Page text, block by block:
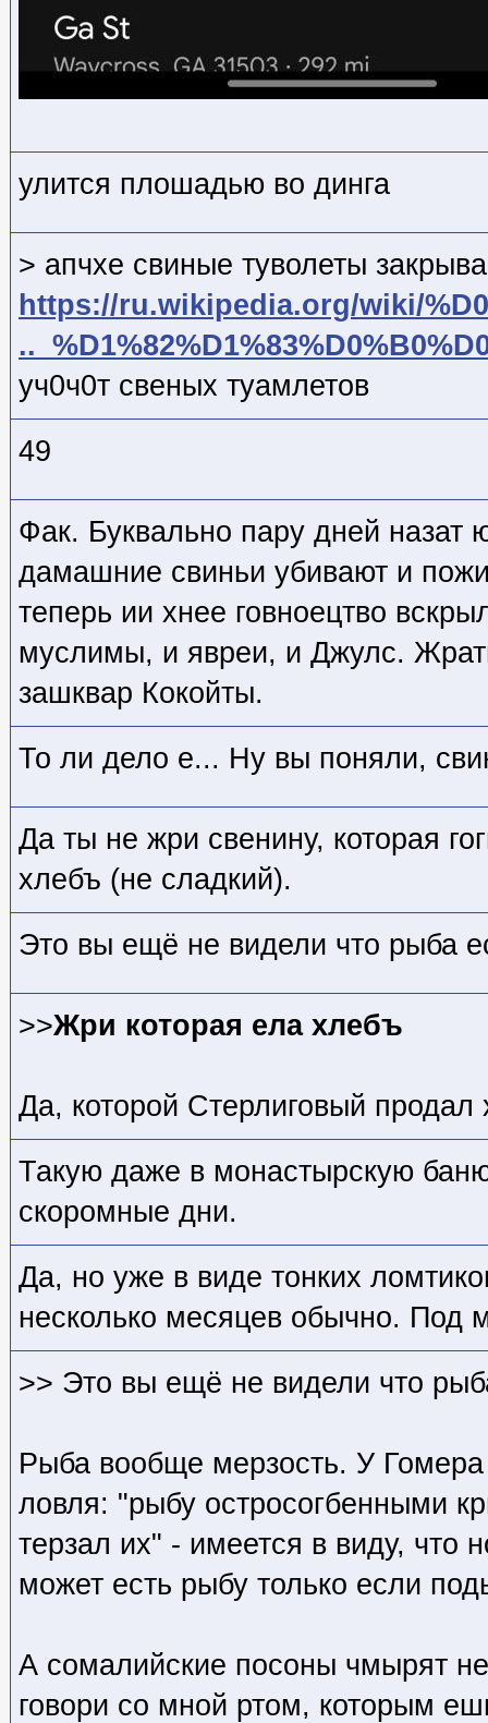
улится плошадью во динга
> апчхе свиные туволеты
https://ru.wikipedia.org/wiki/
уч0ч0т свеных туамлетов
49
Фак. Буквально пару дней назат
дамашние свиньи убивают и
теперь ии хнее говноецтво
муслимы, и явреи, и Джулс.
зашквар Кокойты.
То ли дело е... Ну вы поняли,
Да ты не жри свенину, которая
хлебъ (не сладкий).
Это вы ещё не видели что рыба
>>Жри которая ела хлебъ
Да, которой Стерлиговый
Такую даже в монастырскую
скоромные дни.
Да, но уже в виде тонких
несколько месяцев обычно. Под
>> Это вы ещё не видели что
Рыба вообще мерзость. У
ловля: "рыбу остросогбенными
терзал их" - имеется в виду, что
может есть рыбу только если
А сомалийские посоны чмырят
говори со мной ртом, которым